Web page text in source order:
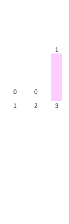
0
1
0
2
1
3